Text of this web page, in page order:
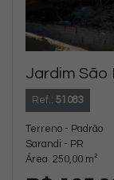
Jardim São
Ref.: 51083
Terreno - Padrão
Sarandi - PR
Área: 250,00 m²